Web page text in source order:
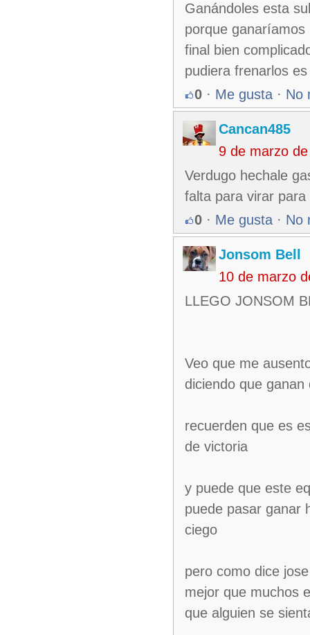
Ganándoles esta
porque
final bien
pudiera frenarlos
0 · Me gusta · No
Cancan485
9 de marzo
Verdugo hechale
falta para virar
0 · Me gusta · No
Jonsom Bell
10 de marzo
LLEGO JONSOM
Veo que me
diciendo que
recuerden que es
de victoria
y puede que este
puede pasar ganar
ciego
pero como dice
mejor que muchos
que alguien se